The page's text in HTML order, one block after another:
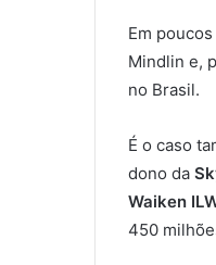
Em
Mindlin e,
no Brasil.
É o caso
dono da
Waiken
450